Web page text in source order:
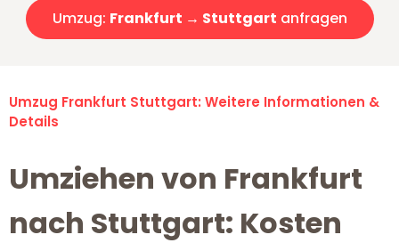
Umzug: Frankfurt → Stuttgart anfragen
Umzug Frankfurt Stuttgart: Weitere Informationen &
Details
Umziehen von Frankfurt
nach Stuttgart: Kosten